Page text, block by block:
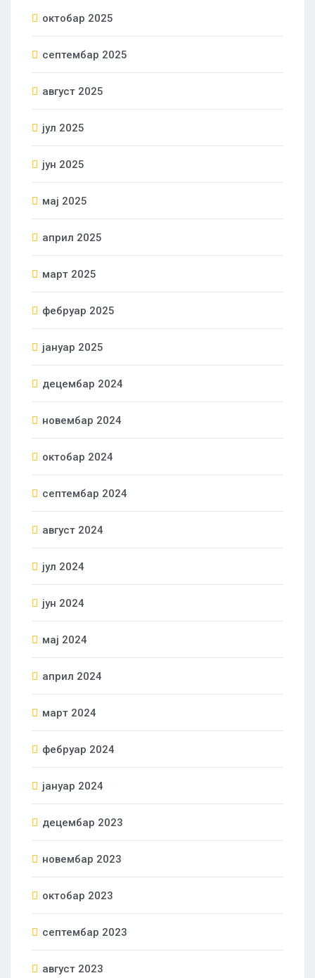
октобар 2025
септембар 2025
август 2025
јул 2025
јун 2025
мај 2025
април 2025
март 2025
фебруар 2025
јануар 2025
децембар 2024
новембар 2024
октобар 2024
септембар 2024
август 2024
јул 2024
јун 2024
мај 2024
април 2024
март 2024
фебруар 2024
јануар 2024
децембар 2023
новембар 2023
октобар 2023
септембар 2023
август 2023